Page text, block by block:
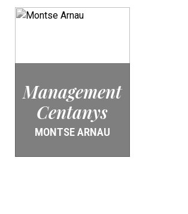
Management
Centanys
MONTSE ARNAU